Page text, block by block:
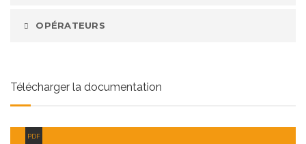
OPÉRATEURS
Télécharger la documentation
PDF